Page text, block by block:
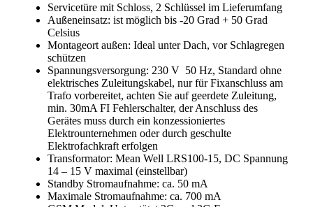
Servicetüre mit Schloss, 2 Schlüssel im Lieferumfang
Außeneinsatz: ist möglich bis -20 Grad + 50 Grad
Celsius
Montageort außen: Ideal unter Dach, vor Schlagregen
schützen
Spannungsversorgung: 230 V 50 Hz, Standard ohne
elektrisches Zuleitungskabel, nur für Fixanschluss am
Trafo vorbereitet, achten Sie auf geerdete Zuleitung,
min. 30mA FI Fehlerschalter, der Anschluss des
Gerätes muss durch ein konzessioniertes
Elektrounternehmen oder durch geschulte
Elektrofachkraft erfolgen
Transformator: Mean Well LRS100-15, DC Spannung
14 – 15 V maximal (einstellbar)
Standby Stromaufnahme: ca. 50 mA
Maximale Stromaufnahme: ca. 700 mA